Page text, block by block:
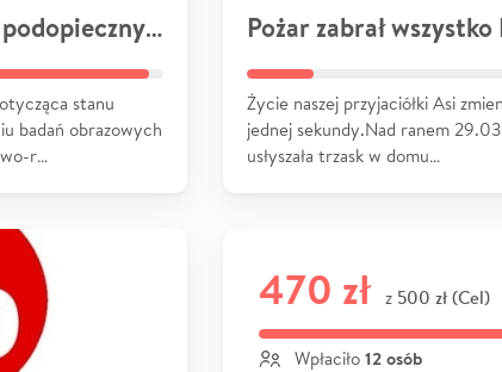
Badania i leczenie podopiecznych
stanu
badań obrazowych
r…
Pożar zabrał
Życie naszej przyjaciółki Asi
jednej sekundy.Nad ranem
usłyszała trzask w domu…
470 zł z 500 zł (Cel)
Wpłaciło 12 osób